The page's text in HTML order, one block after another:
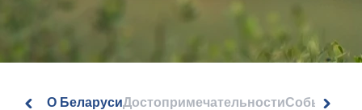
О БеларусиДостопримечательностиСобытия